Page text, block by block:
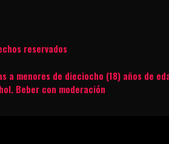
reservados
a menores de dieciocho (18) años de
Beber con moderación